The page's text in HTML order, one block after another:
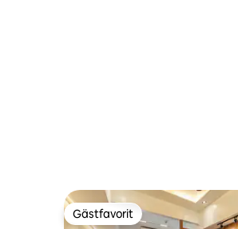
Gästfavorit
Gästfavorit